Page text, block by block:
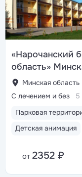
«Нарочанский
область»
Минская область
Парковая
Детская анимация
С лечением и без 5
от 2352 ₽